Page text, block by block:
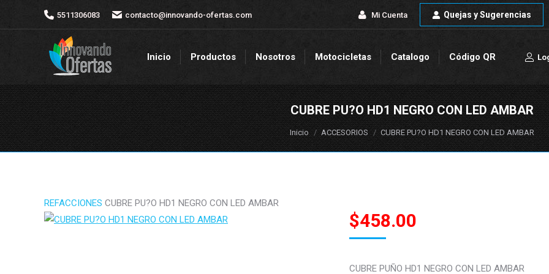
5511306083 contacto@innovando-ofertas.com Mi Cuenta Quejas y Sugerencias
Inicio Productos Nosotros Motocicletas Catalogo Código QR
CUBRE PU?O HD1 NEGRO CON LED AMBAR
Estás aquí:
Inicio ACCESORIOS CUBRE PU?O HD1 NEGRO CON LED AMBAR
REFACCIONES CUBRE PU?O HD1 NEGRO CON LED AMBAR
$458.00
CUBRE PUÑO HD1 NEGRO CON LED AMBAR
5511306083 contacto@innovando-ofertas.com Mi Cuenta Quejas y Sugerencias
Inicio Productos Nosotros Motocicletas Catalogo Código QR